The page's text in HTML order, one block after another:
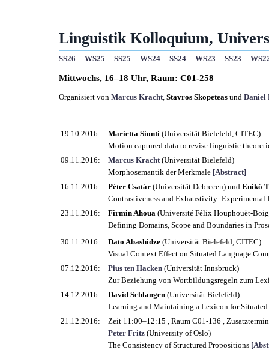
Linguistik Kolloquium,
SS26 WS25 SS25 WS24 SS24 WS23 SS23
Mittwochs, 16–18 Uhr, Raum: C01-258
Organisiert von Marcus Kracht, Stavros Skopeteas und Daniel
19.10.2016: Marietta Sionti (Universität Bielefeld, CITEC)
Motion captured data to revise linguistic
09.11.2016:
Marcus Kracht(Universität Bielefeld)
Morphosemantik der Merkmale [Abstract]
16.11.2016:
Péter Csatár (Universität Debrecen) und Enikö
Contrastiveness and Exhaustivity: Experimental
23.11.2016:
Firmin Ahoua (Université Félix Houphouët-
Defining Domains, Scope and Boundaries in
30.11.2016:
Dato Abashidze (Universität Bielefeld, CITEC)
Visual Context Effect on Situated Language
07.12.2016:
Pius ten Hacken (Universität Innsbruck)
Zur Beziehung von Wortbildungsregeln zum
14.12.2016:
David Schlangen (Universität Bielefeld)
Learning and Maintaining a Lexicon for
21.12.2016:
Zeit 11:00–12:15 , Raum C01-136 , Zusatztermin
Peter Fritz (University of Oslo)
The Consistency of Structured Propositions